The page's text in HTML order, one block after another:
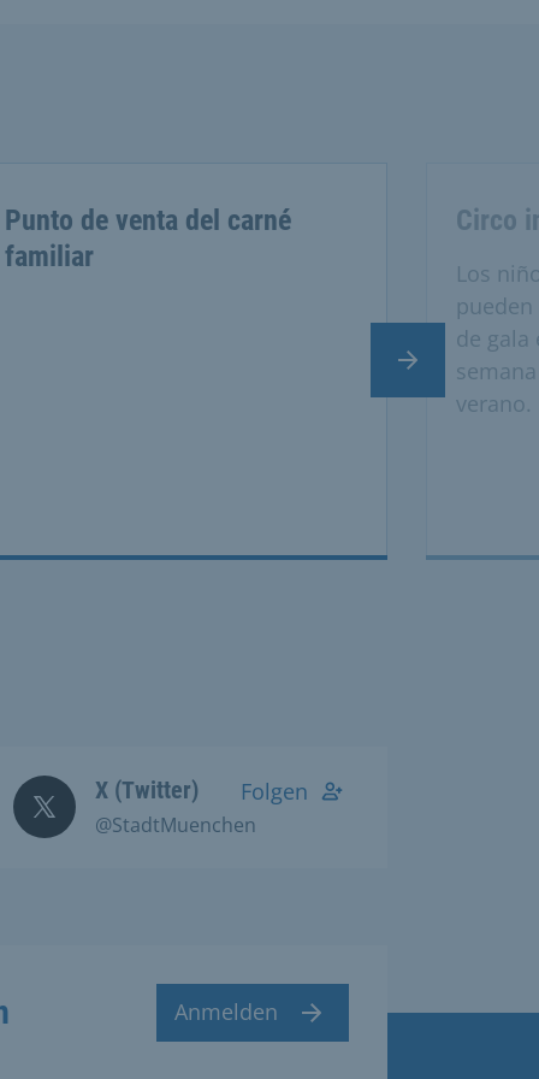
Punto de venta del carné
familiar
Circo
Los
de gala
verano.
Diapositiva
X (Twitter)
@StadtMuenchen
Folgen
Anmelden